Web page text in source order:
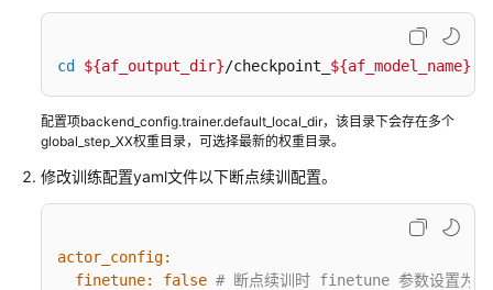
践
例
型
能
地
cd ${af_output_dir}/checkpoint_ ${af_model_name}
配置项backend_config.trainer.default_local_dir，该目录下会存在多个
global_step_XX权重目录，可选择最新的权重目录。
修改训练配置yaml文件以下断点续训配置。
actor_config:
finetune:
false # 断点续训时 finetune 参数设置为